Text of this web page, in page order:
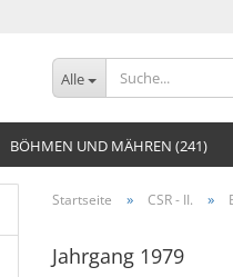
Alle
BÖHMEN UND MÄHREN (241)
Startseite » CSR - II. »
Jahrgang 1979